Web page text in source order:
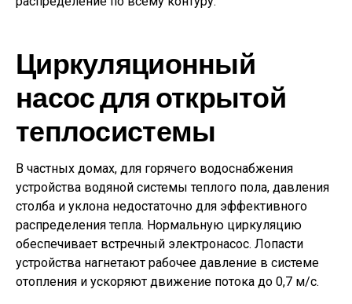
Циркуляционный
насос для открытой
теплосистемы
В частных домах, для горячего водоснабжения
устройства водяной системы теплого пола, давления
столба и уклона недостаточно для эффективного
распределения тепла. Нормальную циркуляцию
обеспечивает встречный электронасос. Лопасти
устройства нагнетают рабочее давление в системе
отопления и ускоряют движение потока до 0,7 м/с.